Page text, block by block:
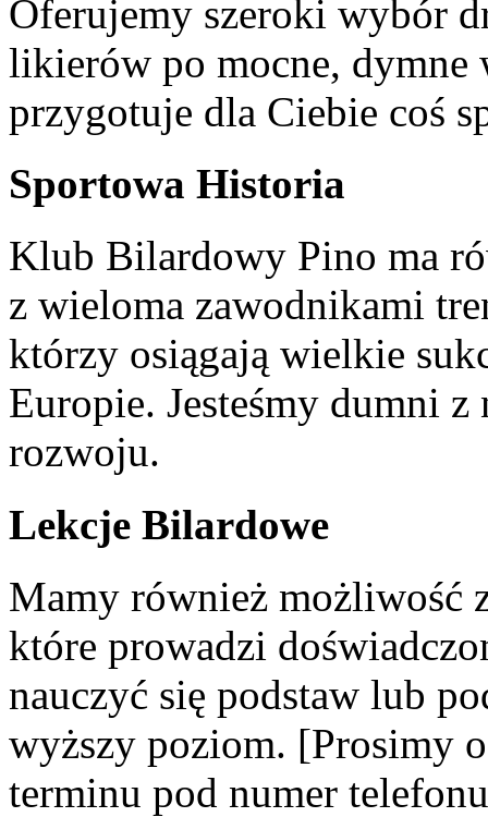
Oferujemy szeroki wybór
likierów po mocne, dymne
przygotuje dla Ciebie coś
Sportowa Historia
Klub Bilardowy Pino ma
z wieloma zawodnikami
którzy osiągają wielkie
Europie. Jesteśmy dumni z
rozwoju.
Lekcje Bilardowe
Mamy również możliwość
które prowadzi
nauczyć się podstaw lub
wyższy poziom. [Prosimy
terminu pod numer